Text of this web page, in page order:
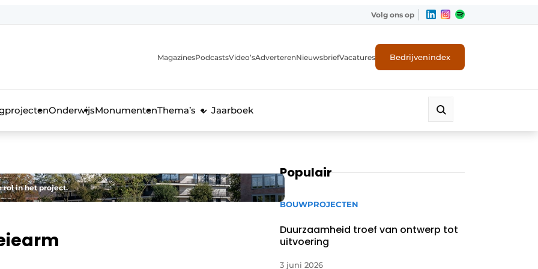
Volg ons op
MagazinesPodcastsVideo’sAdverterenNieuwsbriefVacatures Bedrijvenindex
OnderwijsMonumentenThema’s Jaarboek
rol in het project.
Populair
BOUWPROJECTEN
Duurzaamheid troef van ontwerp tot
uitvoering
3 juni 2026